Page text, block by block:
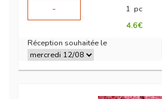
-
1 pc
4.6€
Réception souhaitée le